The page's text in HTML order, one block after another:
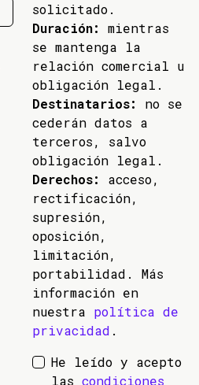
solicitado.
Duración:
mientras
se mantenga la
relación comercial u
obligación legal.
Destinatarios:
no se
cederán datos a
terceros, salvo
obligación legal.
Derechos:
acceso,
rectificación,
supresión,
oposición,
limitación,
portabilidad. Más
información en
nuestra política de
privacidad .
He leído y acepto
las condiciones